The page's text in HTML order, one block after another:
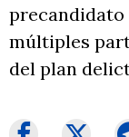
múltiples
del plan